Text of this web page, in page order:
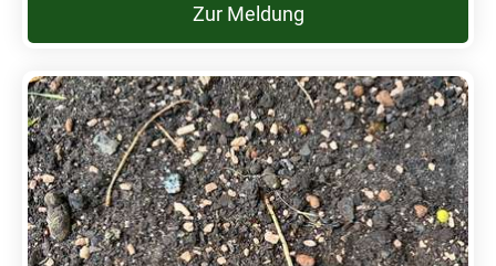
Zur Meldung